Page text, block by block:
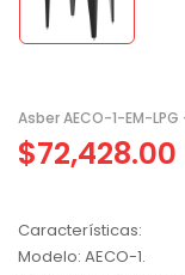
Asber AECO-1-EM-
$72,428.00
Características:
Modelo: AECO-1.